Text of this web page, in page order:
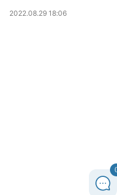
2022.08.29 18:06